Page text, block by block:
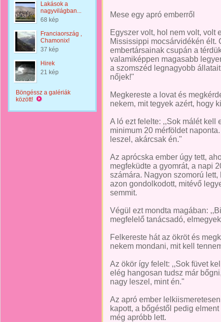
Lakások a
nagyvilágban...
68 kép
Franciaország ,
Chamonix!
37 kép
Hirek
21 kép
Böngéssz a galériák
között!
Mese egy apró emberről
Egyszer volt, hol nem volt, volt
Mississippi mocsárvidékén élt.
embertársainak csupán a
valamiképpen magasabb
a szomszéd legnagyobb
nőjek!"
Megkereste a lovat és
nekem, mit tegyek azért, hogy
A ló ezt felelte: ,,Sok málét kell
minimum 20 mérföldet
leszel, akárcsak én."
Az aprócska ember úgy tett,
megfeküdte a gyomrát, a napi
számára. Nagyon szomorú
azon gondolkodott, mitévő
semmit.
Végül ezt mondta magában:
megfelelő tanácsadó,
Felkereste hát az ökröt és
nekem mondani, mit kell
Az ökör így felelt: ,,Sok füvet
elég hangosan tudsz már
nagy leszel, mint én."
Az apró ember
kapott, a bőgéstől pedig
még apróbb lett.